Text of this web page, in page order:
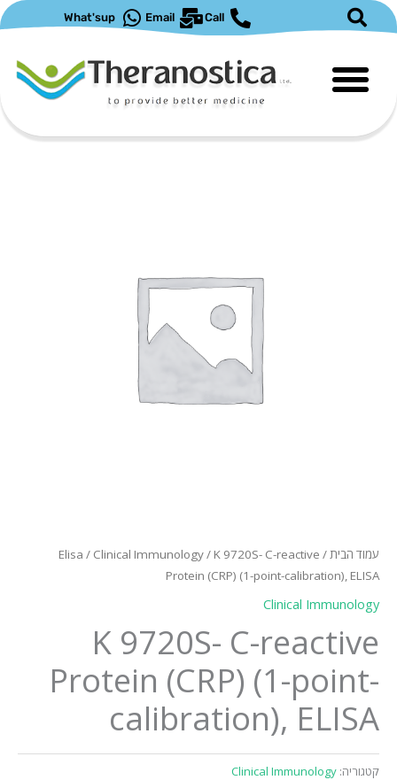
Call
Email
What'sup
עמוד הבית/
Elisa / Clinical Immunology/ K 9720S- C-reactive
Protein (CRP) (1-point-calibration), ELISA
Clinical Immunology
K 9720S- C-reactive
Protein (CRP) (1-point-
calibration), ELISA
קטגוריה: Clinical Immunology